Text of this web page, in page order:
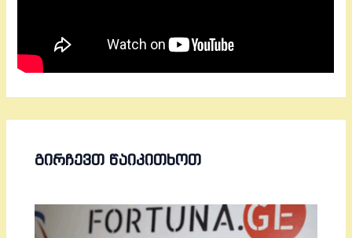
ᲒᲘᲠᲩᲔᲕᲗ ᲬᲐᲘᲙᲘᲗᲮᲝᲗ